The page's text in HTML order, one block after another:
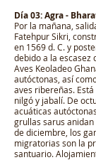
Día 03: Agra -
Por la mañana,
Fatehpur Sikri,
en 1569 d. C. y
debido a la escasez
Aves Keoladeo
autóctonas, así
aves ribereñas.
nilgó y jabalí. De
acuáticas
grullas sarus
de diciembre, los
migratorias son la
santuario.